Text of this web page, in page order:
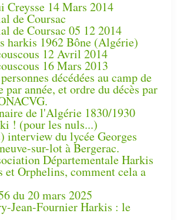
14 Mars 2014
de Coursac
de Coursac 05 12 2014
harkis 1962 Bône (Algérie)
12 Avril 2014
16 Mars 2013
décédées au camp de
année, et ordre du décès par
de l'Algérie 1830/1930
! (pour les nuls...)
interview du lycée Georges
sur-lot à Bergerac.
Départementale Harkis
et Orphelins, comment cela a
du 20 mars 2025
Jean-Fournier Harkis : le